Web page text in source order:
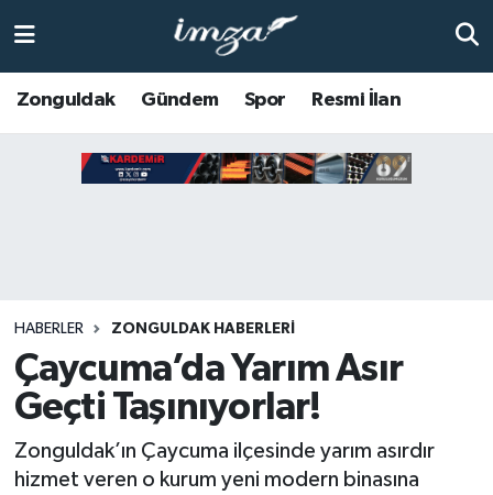
Zonguldak Gündem Spor Resmi İlan
HABERLER ZONGULDAK HABERLERI
Çaycuma’da Yarım Asır
Geçti Taşınıyorlar!
Zonguldak’ın Çaycuma ilçesinde yarım asırdır
hizmet veren o kurum yeni modern binasına
Anasayfa
BARTIN
BOLU
ÇAYCUMA
Zonguldak Hava Durumu
Son Dakika Haberleri
Haber Arşivi